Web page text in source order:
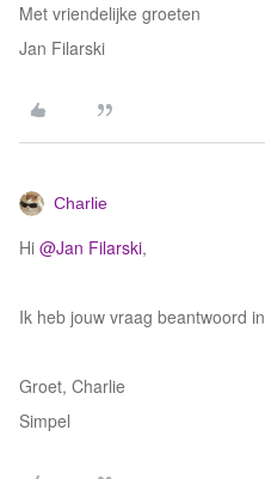
Met vriendelijke groeten
Jan Filarski
Charlie
Hi @Jan Filarski,
Ik heb jouw vraag beantwoord in
Groet, Charlie
Simpel